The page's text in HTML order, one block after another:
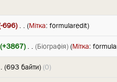
696)‎ . . (Мітка:formularedit)
(+3867)‎ . . (Біографія) (Мітка:
(693 байти) (0)